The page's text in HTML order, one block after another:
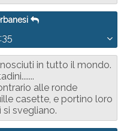
in tutto il mondo.
alle ronde
casette, e portino loro
svegliano.